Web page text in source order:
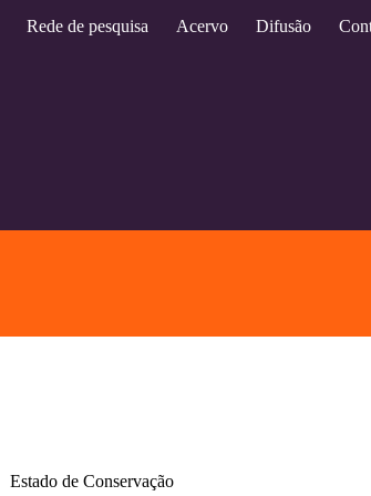
Rede de pesquisa Acervo Difusão
Estado de Conservação